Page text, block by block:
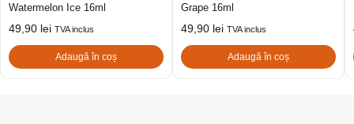
Watermelon Ice 16ml
49,90 lei TVA inclus
Adaugă în coș
Grape 16ml
49,90 lei TVA inclus
Adaugă în coș